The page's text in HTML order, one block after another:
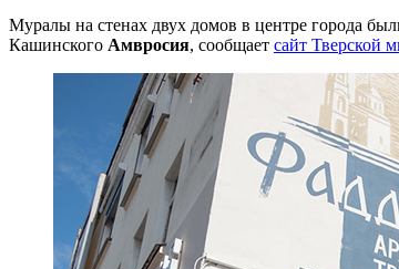
Муралы на стенах двух домов в центре города
Кашинского Амвросия, сообщает сайт Тверской